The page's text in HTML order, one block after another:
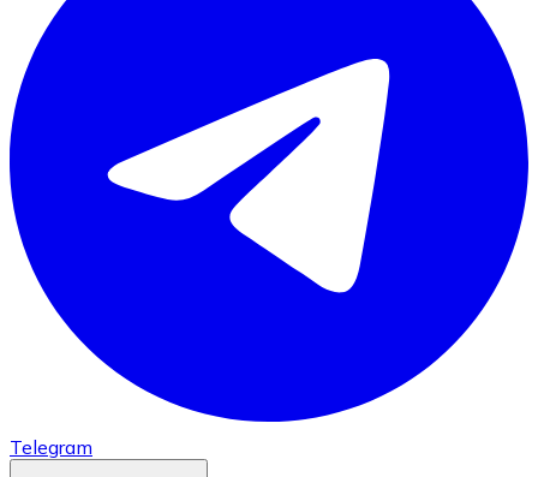
Telegram